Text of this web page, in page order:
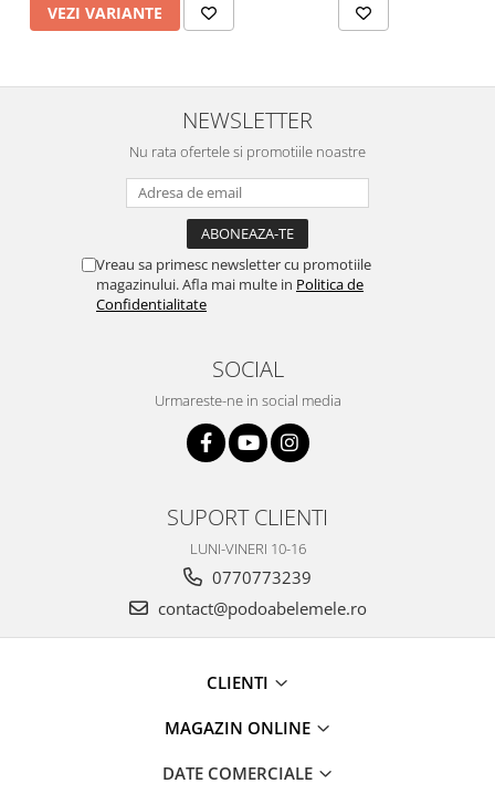
VEZI VARIANTE
NEWSLETTER
Nu rata ofertele si promotiile noastre
Vreau sa primesc newsletter cu promotiile
magazinului. Afla mai multe in Politica de
Confidentialitate
SOCIAL
Urmareste-ne in social media
SUPORT CLIENTI
LUNI-VINERI 10-16
0770773239
contact@podoabelemele.ro
CLIENTI
MAGAZIN ONLINE
DATE COMERCIALE